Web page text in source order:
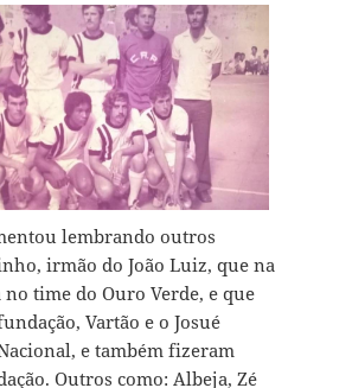
lembrando outros
irmão do João Luiz, que na
no time do Ouro Verde, e que
Vartão e o Josué
e também fizeram
Outros como: Albeja, Zé